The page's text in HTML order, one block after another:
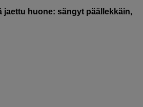
jaettu huone: sängyt päällekkäin,